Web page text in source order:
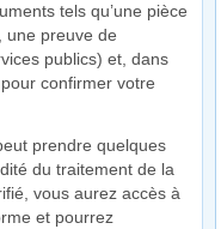
tels qu’une pièce
une preuve de
publics) et, dans
confirmer votre
prendre quelques
du traitement de la
vous aurez accès à
et pourrez